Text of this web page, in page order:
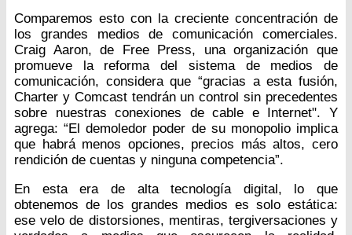
Comparemos esto con la creciente concentración de
los grandes medios de comunicación comerciales.
Craig Aaron, de Free Press, una organización que
promueve la reforma del sistema de medios de
comunicación, considera que “gracias a esta fusión,
Charter y Comcast tendrán un control sin precedentes
sobre nuestras conexiones de cable e Internet". Y
agrega: “El demoledor poder de su monopolio implica
que habrá menos opciones, precios más altos, cero
rendición de cuentas y ninguna competencia”.
En esta era de alta tecnología digital, lo que
obtenemos de los grandes medios es solo estática:
ese velo de distorsiones, mentiras, tergiversaciones y